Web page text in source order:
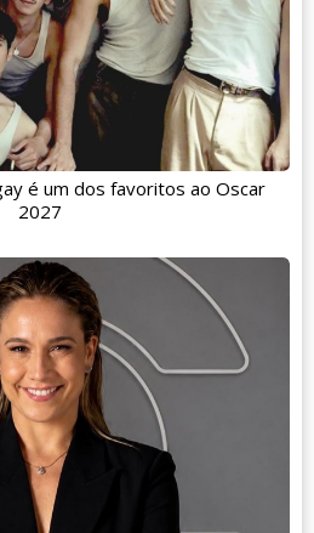
é um dos favoritos ao Oscar
2027